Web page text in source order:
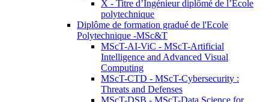
X - Titre d’Ingénieur diplômé de l’École
polytechnique
Diplôme de formation gradué de l'Ecole
Polytechnique -MSc&T
MScT-AI-ViC - MScT-Artificial
Intelligence and Advanced Visual
Computing
MScT-CTD - MScT-Cybersecurity :
Threats and Defenses
MScT-DSB - MScT-Data Science for